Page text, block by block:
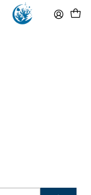
extresso: 14,90€)